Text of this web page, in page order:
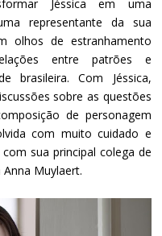
Jéssica em uma
representante da sua
olhos de estranhamento
entre patrões e
brasileira. Com Jéssica,
sobre as questões
de personagem
com muito cuidado e
sua principal colega de
Muylaert.